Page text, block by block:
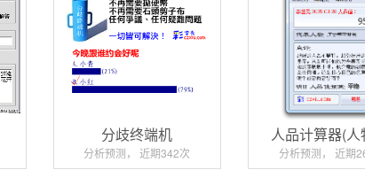
分歧终端机
分析预测， 近期342次
人品计算器(人
分析预测， 近期